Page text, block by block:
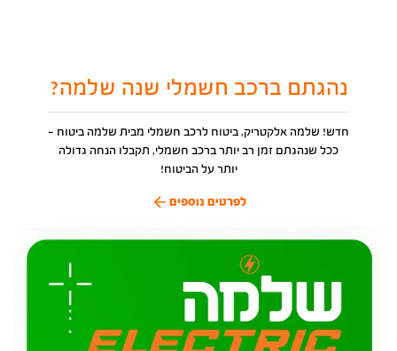
נהגתם ברכב חשמלי שנה שלמה?
חדש! שלמה אלקטריק, ביטוח לרכב חשמלי מבית שלמה ביטוח -
ככל שנהגתם זמן רב יותר ברכב חשמלי, תקבלו הנחה גדולה
יותר על הביטוח!
לפרטים נוספים